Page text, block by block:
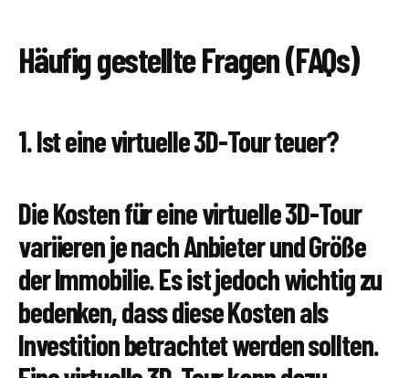
Häufig gestellte Fragen (FAQs)
1. Ist eine virtuelle 3D-Tour teuer?
Die Kosten für eine virtuelle 3D-Tour
variieren je nach Anbieter und Größe
der Immobilie. Es ist jedoch wichtig zu
bedenken, dass diese Kosten als
Investition betrachtet werden sollten.